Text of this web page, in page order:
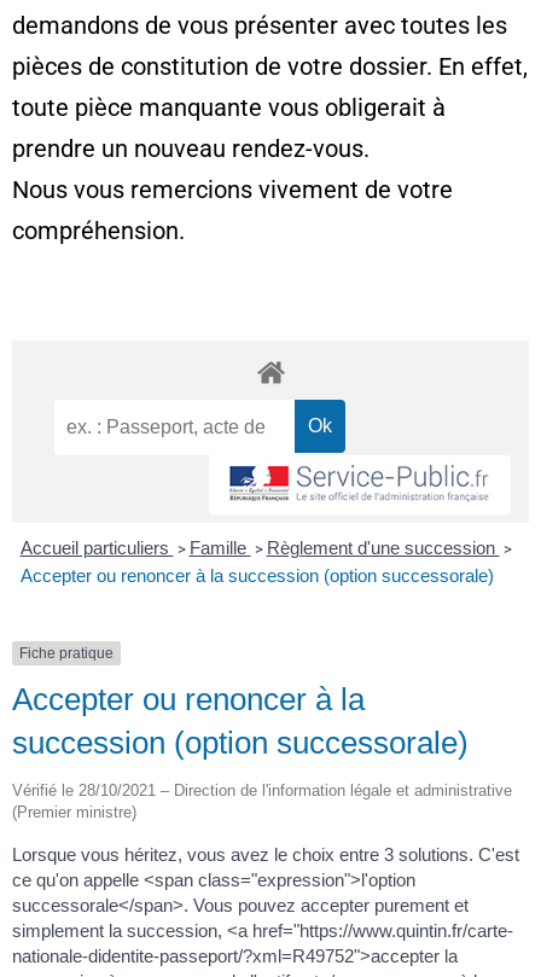
demandons de vous présenter avec toutes les
pièces de constitution de votre dossier. En effet,
toute pièce manquante vous obligerait à
prendre un nouveau rendez-vous.
Nous vous remercions vivement de votre
compréhension.
Accueil particuliers > Famille > Règlement d'une succession >
Accepter ou renoncer à la succession (option successorale)
Fiche pratique
Accepter ou renoncer à la
succession (option successorale)
Vérifié le 28/10/2021 – Direction de l'information légale et administrative
(Premier ministre)
Lorsque vous héritez, vous avez le choix entre 3 solutions. C'est
ce qu'on appelle <span class="expression">l'option
successorale</span>. Vous pouvez accepter purement et
simplement la succession, <a href="https://www.quintin.fr/carte-
nationale-didentite-passeport/?xml=R49752">accepter la